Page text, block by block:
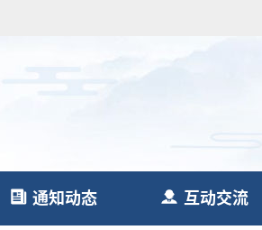
通知动态 互动交流